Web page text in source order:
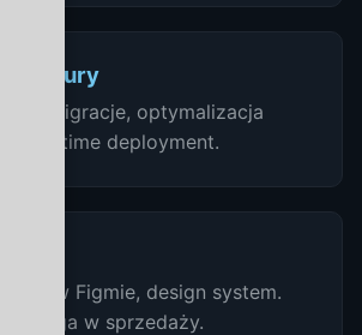
chmury
Migracje, optymalizacja
downtime deployment.
w Figmie, design system.
pomaga w sprzedaży.